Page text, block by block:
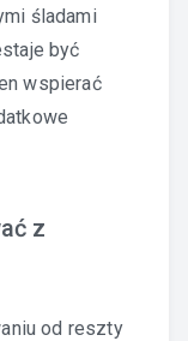
śladami
być
wspierać
z
od reszty